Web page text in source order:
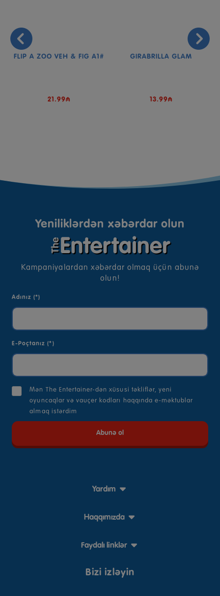
FLIP A ZOO VEH & FIG A1#
21.99₼
GIRABRILLA GLAM
13.99₼
Yeniliklərdən xəbərdar olun
Kampaniyalardan xəbərdar olmaq üçün abunə
olun!
Adınız (*)
E-Poçtanız (*)
Mən The Entertainer-dən xüsusi təkliflər, yeni
oyuncaqlar və vauçer kodları haqqında e-məktublar
almaq istərdim
Yardım
Haqqımızda
Faydalı linklər
Bizi izləyin